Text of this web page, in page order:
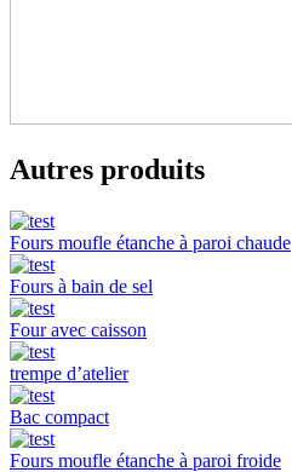
Autres produits
Fours moufle étanche à paroi chaude
Fours à bain de sel
Four avec caisson
trempe d’atelier
Bac compact
Fours moufle étanche à paroi froide